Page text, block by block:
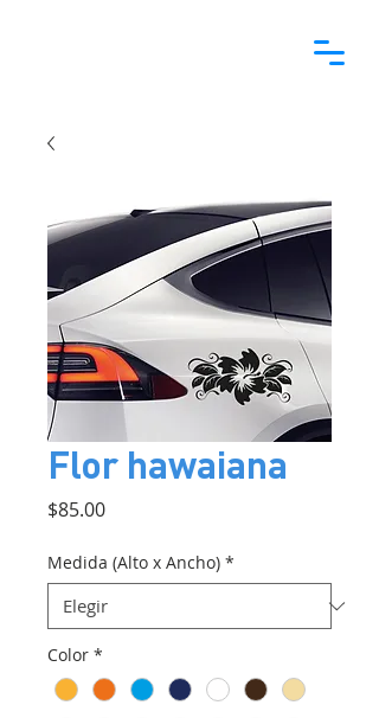
Flor hawaiana
$85.00Precio
Medida (Alto x Ancho) *
Color *